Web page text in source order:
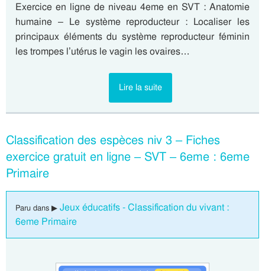
Exercice en ligne de niveau 4eme en SVT : Anatomie
humaine – Le système reproducteur : Localiser les
principaux éléments du système reproducteur féminin
les trompes l’utérus le vagin les ovaires…
Lire la suite
Classification des espèces niv 3 – Fiches
exercice gratuit en ligne – SVT – 6eme : 6eme
Primaire
Paru dans ▶ Jeux éducatifs - Classification du vivant :
6eme Primaire